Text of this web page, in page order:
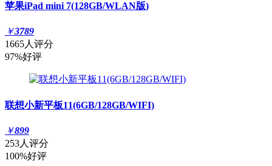
苹果iPad mini 7(128GB/WLAN版)
￥3789
1665人评分
97%好评
联想小新平板11(6GB/128GB/WIFI)
￥899
253人评分
100%好评